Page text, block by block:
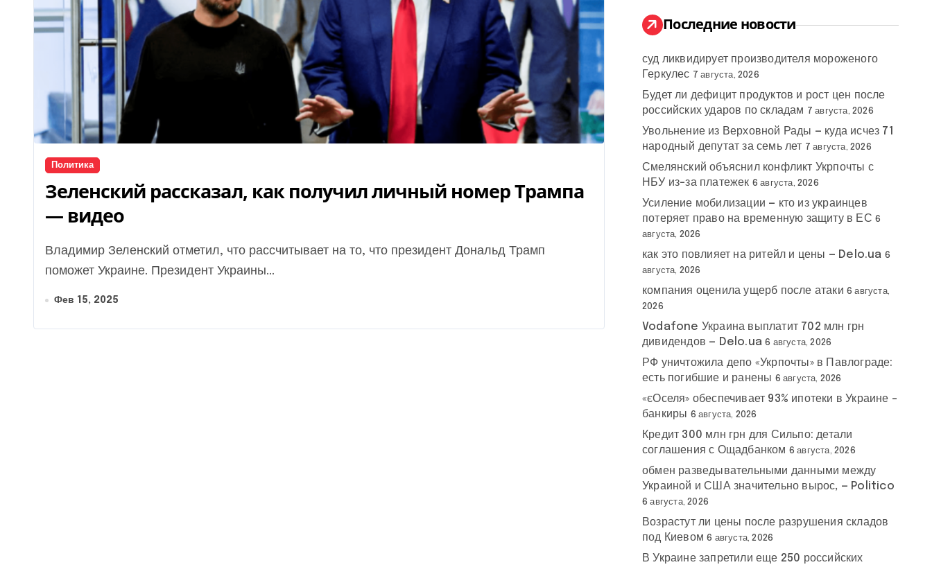
Политика
Зеленский рассказал, как получил личный номер Трампа
— видео
Владимир Зеленский отметил, что рассчитывает на то, что президент Дональд Трамп
поможет Украине. Президент Украины...
Фев 15, 2025
:
Последние новости
суд ликвидирует производителя мороженого
Геркулес 7 августа, 2026
Будет ли дефицит продуктов и рост цен после
российских ударов по складам 7 августа, 2026
Увольнение из Верховной Рады — куда исчез 71
народный депутат за семь лет 7 августа, 2026
Смелянский объяснил конфликт Укрпочты с
НБУ из-за платежек 6 августа, 2026
Усиление мобилизации — кто из украинцев
потеряет право на временную защиту в ЕС 6
августа, 2026
как это повлияет на ритейл и цены — Delo.ua 6
августа, 2026
компания оценила ущерб после атаки 6 августа,
2026
Vodafone Украина выплатит 702 млн грн
дивидендов — Delo.ua 6 августа, 2026
РФ уничтожила депо «Укрпочты» в Павлограде:
есть погибшие и ранены 6 августа, 2026
«єОселя» обеспечивает 93% ипотеки в Украине –
банкиры 6 августа, 2026
Кредит 300 млн грн для Сильпо: детали
соглашения с Ощадбанком 6 августа, 2026
обмен разведывательными данными между
Украиной и США значительно вырос, — Politico
6 августа, 2026
Возрастут ли цены после разрушения складов
под Киевом 6 августа, 2026
В Украине запретили еще 250 российских